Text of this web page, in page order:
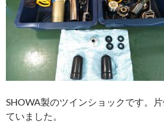
SHOWA製のツインショックです。
ていました。